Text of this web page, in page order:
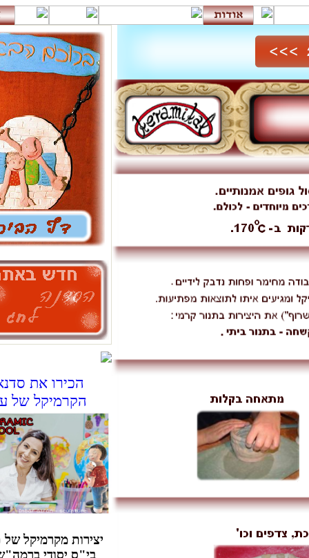
הכירו את סדנאות
הקרמיקל של ענבר
יצירות מקרמיקל של תלמידות